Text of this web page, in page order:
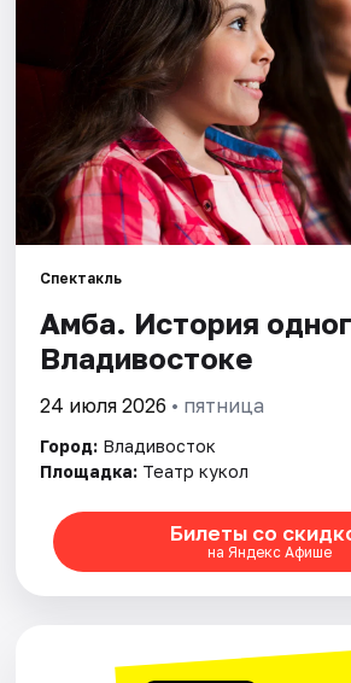
События
Города
Площадки
Рейтинги
Спектакль
Амба. История
Владивостоке
24 июля 2026 • пятница
Город: Владивосток
Площадка: Театр кукол
Билеты со
на Яндекс Афише